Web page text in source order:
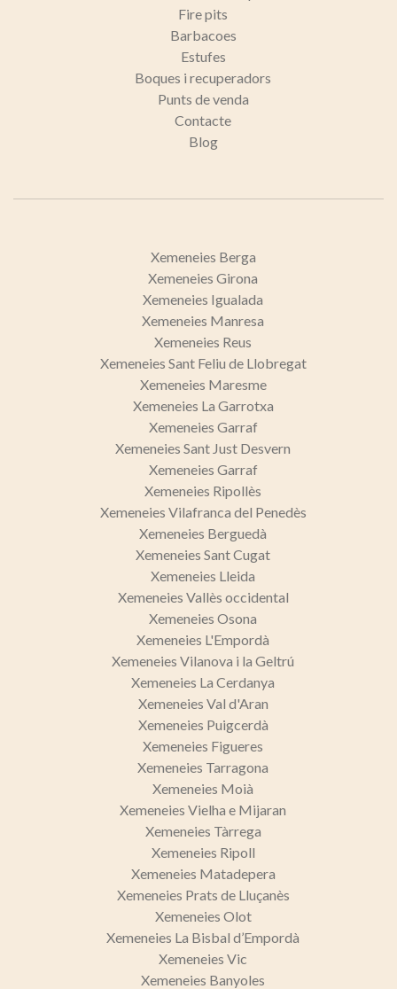
Fire pits
Barbacoes
Estufes
Boques i recuperadors
Punts de venda
Contacte
Blog
Xemeneies Berga
Xemeneies Girona
Xemeneies Igualada
Xemeneies Manresa
Xemeneies Reus
Xemeneies Sant Feliu de Llobregat
Xemeneies Maresme
Xemeneies La Garrotxa
Xemeneies Garraf
Xemeneies Sant Just Desvern
Xemeneies Garraf
Xemeneies Ripollès
Xemeneies Vilafranca del Penedès
Xemeneies Berguedà
Xemeneies Sant Cugat
Xemeneies Lleida
Xemeneies Vallès occidental
Xemeneies Osona
Xemeneies L'Empordà
Xemeneies Vilanova i la Geltrú
Xemeneies La Cerdanya
Xemeneies Val d'Aran
Xemeneies Puigcerdà
Xemeneies Figueres
Xemeneies Tarragona
Xemeneies Moià
Xemeneies Vielha e Mijaran
Xemeneies Tàrrega
Xemeneies Ripoll
Xemeneies Matadepera
Xemeneies Prats de Lluçanès
Xemeneies Olot
Xemeneies La Bisbal d’Empordà
Xemeneies Vic
Xemeneies Banyoles